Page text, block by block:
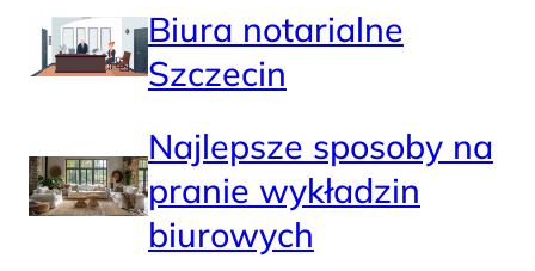
Biura notarialne
Szczecin
Najlepsze sposoby na
pranie wykładzin
biurowych